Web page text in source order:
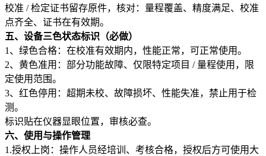
校准 / 检定证书留存原件，核对：量程覆盖、精度满足、校准
点齐全、证书在有效期。
五、设备三色状态标识（必做）
1、绿色合格：在校准有效期内，性能正常，可正常使用。
2、黄色准用：部分功能故障、仅限特定项目 / 量程使用，限
定使用范围。
3、红色停用：超期未校、故障损坏、性能失准，禁止用于检
测。
标识贴在仪器显眼位置，审核必查。
六、使用与操作管理
1.授权上岗：操作人员经培训、考核合格，授权后方可使用大